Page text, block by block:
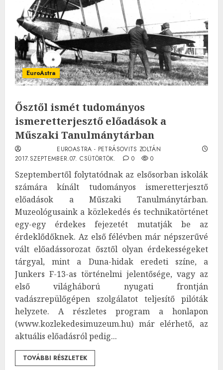
EuroAstra
Ősztől ismét tudományos
ismeretterjesztő előadások a
Műszaki Tanulmánytárban
EUROASTRA - PETRÁSOVITS ZOLTÁN
2017.SZEPTEMBER.07. CSÜTÖRTÖK.
0 0
Szeptembertől folytatódnak az elsősorban iskolák
számára kínált tudományos ismeretterjesztő
előadások a Műszaki Tanulmánytárban.
Muzeológusaink a közlekedés és technikatörténet
egy-egy érdekes fejezetét mutatják be az
érdeklődőknek. Az első félévben már népszerűvé
vált előadássorozat ősztől olyan érdekességeket
tárgyal, mint a Duna-hidak eredeti színe, a
Junkers F-13-as történelmi jelentősége, vagy az
első világháború nyugati frontján
vadászrepülőgépen szolgálatot teljesítő pilóták
helyzete. A részletes program a honlapon
(www.kozlekedesimuzeum.hu) már elérhető, az
aktuális előadásról pedig...
TOVÁBBI RÉSZLETEK